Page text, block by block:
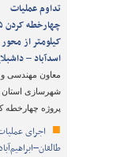
تداوم عملیات
کیلومتر از محور
اسدآباد –
معاون مهندسی
شهرسازی
پروژه چهارخطه
اجرای